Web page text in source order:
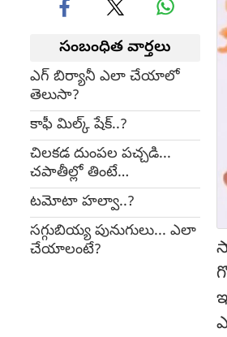
సంబంధిత వార్తలు
ఎగ్ బిర్యానీ ఎలా చేయాలో
తెలుసా?
కాఫీ మిల్క్ షేక్..?
చిలకడ దుంపల పచ్చడి...
చపాతీల్లో తింటే
వదిలిపెట్టరు...
టమోటా హల్వా..?
సగ్గుబియ్య పునుగులు... ఎలా
చేయాలంటే?